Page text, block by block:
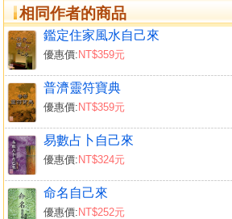
相同作者的商品
鑑定住家風水自己來
優惠價: NT$359元
普濟靈符寶典
優惠價: NT$359元
易數占卜自己來
優惠價: NT$324元
命名自己來
優惠價: NT$252元